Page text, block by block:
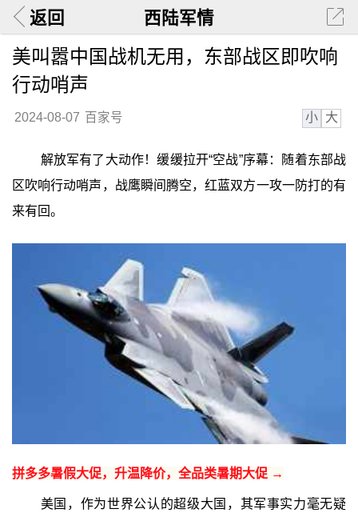
返回 西陆军情
美叫嚣中国战机无用，东部战区即吹响
行动哨声
2024-08-07 百家号 小 大
解放军有了大动作！缓缓拉开“空战”序幕：随着东部战
区吹响行动哨声，战鹰瞬间腾空，红蓝双方一攻一防打的有
来有回。
拼多多暑假大促，升温降价，全品类暑期大促 →
美国，作为世界公认的超级大国，其军事实力毫无疑